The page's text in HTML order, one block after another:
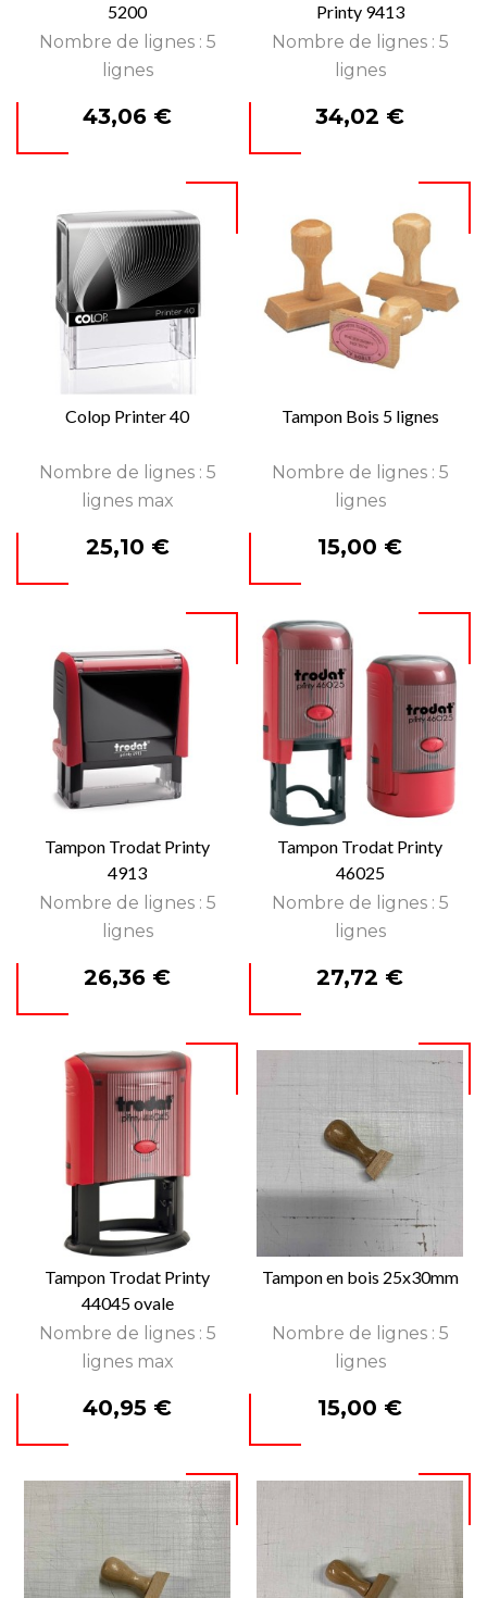
5200
Nombre de lignes : 5
lignes
Prix
43,06 €
Printy 9413
Nombre de lignes : 5
lignes
Prix
34,02 €
Colop Printer 40
Nombre de lignes : 5
lignes max
Prix
25,10 €
Tampon Bois 5 lignes
Nombre de lignes : 5
lignes
Prix
15,00 €
Tampon Trodat Printy
4913
Nombre de lignes : 5
lignes
Prix
26,36 €
Tampon Trodat Printy
46025
Nombre de lignes : 5
lignes
Prix
27,72 €
Tampon Trodat Printy
44045 ovale
Nombre de lignes : 5
lignes max
Prix
40,95 €
Tampon en bois 25x30mm
Nombre de lignes : 5
lignes
Prix
15,00 €